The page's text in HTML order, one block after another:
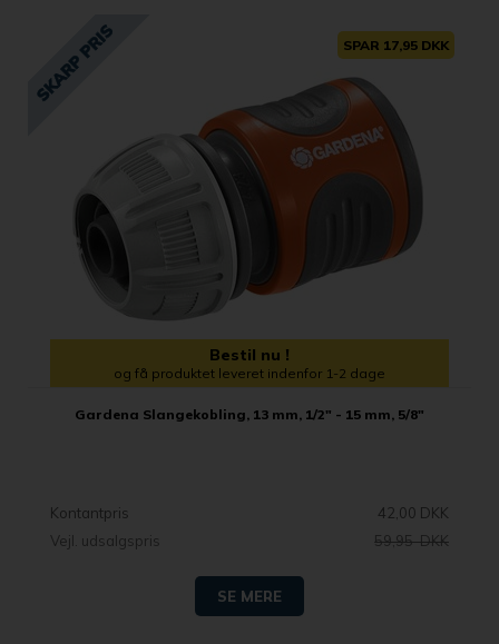
SPAR 17,95 DKK
Bestil nu !
og få produktet leveret indenfor 1-2 dage
Gardena Slangekobling, 13 mm, 1/2" - 15 mm, 5/8"
Kontantpris
42,00 DKK
Vejl. udsalgspris
59,95 DKK
SE MERE